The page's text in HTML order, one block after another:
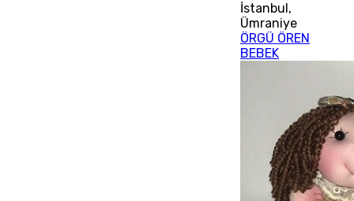
İstanbul ,
Ümraniye
ÖRGÜ ÖREN
BEBEK